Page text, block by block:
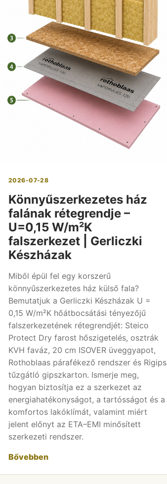
2026-07-28
Könnyűszerkezetes ház
falának rétegrendje –
U=0,15 W/m²K
falszerkezet | Gerliczki
Készházak
Miből épül fel egy korszerű
könnyűszerkezetes ház külső fala?
Bemutatjuk a Gerliczki Készházak U =
0,15 W/m²K hőátbocsátási tényezőjű
falszerkezetének rétegrendjét: Steico
Protect Dry farost hőszigetelés, osztrák
KVH faváz, 20 cm ISOVER üveggyapot,
Rothoblaas párafékező rendszer és Rigips
tűzgátló gipszkarton. Ismerje meg,
hogyan biztosítja ez a szerkezet az
energiahatékonyságot, a tartósságot és a
komfortos lakóklímát, valamint miért
jelent előnyt az ETA–EMI minősített
szerkezeti rendszer.
Bővebben